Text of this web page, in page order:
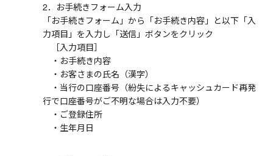
2．お手続きフォーム入力
「お手続きフォーム」から「お手続き内容」と以下「入
力項目」を入力し「送信」ボタンをクリック
［入力項目］
・お手続き内容
・お客さまの氏名（漢字）
・当行の口座番号（紛失によるキャッシュカード再発
行で口座番号がご不明な場合は入力不要）
・ご登録住所
・生年月日